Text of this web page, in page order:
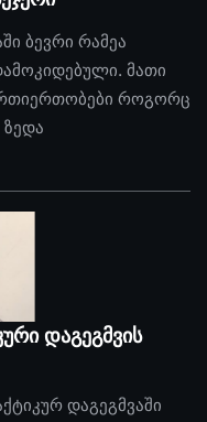
ბევრი რამეა
მათი
როგორც
ზედა
დაგეგმვის
დაგეგმვაში